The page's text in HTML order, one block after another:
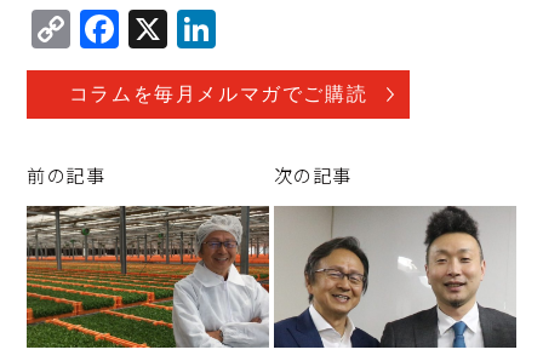
C
o
p
Li
n
k
F
a
c
o
o
k
X
n
k
I
n
コラムを毎月メルマガでご購読
前の記事 次の記事